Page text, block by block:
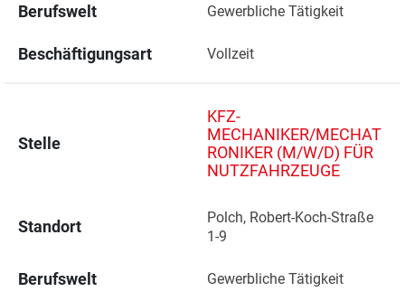
Berufswelt Gewerbliche Tätigkeit
Beschäftigungsart Vollzeit
Stelle
KFZ-
MECHANIKER/MECHAT
RONIKER (M/W/D) FÜR
NUTZFAHRZEUGE
Standort
Polch, Robert-Koch-Straße
1-9
Berufswelt Gewerbliche Tätigkeit